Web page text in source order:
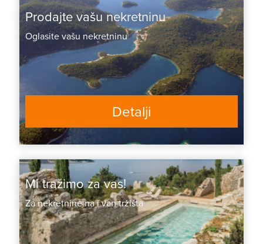
Prodajte vašu nekretninu
Oglasite vašu nekretninu
Detalji
Mi tražimo za vas!
Za nekretnine na i van tržišta